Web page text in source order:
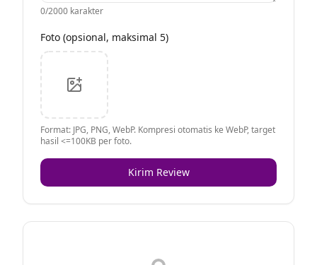
0/2000 karakter
Foto (opsional, maksimal 5)
Format: JPG, PNG, WebP. Kompresi otomatis ke WebP, target
hasil <=100KB per foto.
Kirim Review